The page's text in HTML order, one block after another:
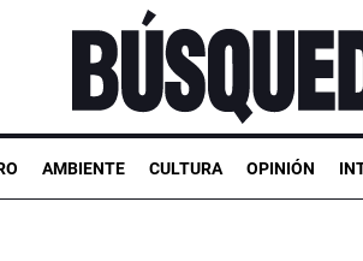
AMBIENTE CULTURA OPINIÓN